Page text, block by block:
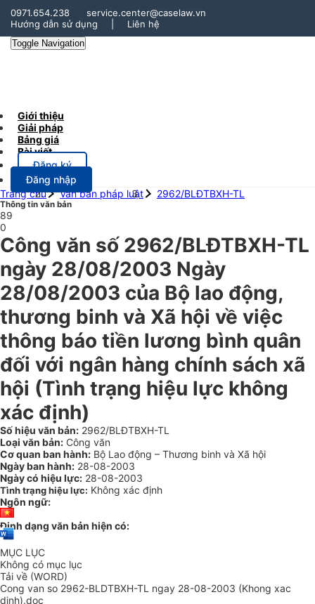
0971.654.238
service.center@caselaw.vn
Hướng dẫn sử dụng
Liên hệ
Toggle Navigation
Giới thiệu
Giải pháp
Bảng giá
Bài viết
Đăng ký
Đăng nhập
Trang chủ
Văn bản pháp luật 2962/BLĐTBXH-TL
Thông tin văn bản
89
0
Công văn số 2962/BLĐTBXH-TL
ngày 28/08/2003 Ngày
28/08/2003 của Bộ lao động,
thương binh và Xã hội về việc
thông báo tiền lương bình quân
đối với ngân hàng chính sách xã
hội (Tình trạng hiệu lực không
xác định)
Số hiệu văn bản: 2962/BLĐTBXH-TL
Loại văn bản: Công văn
Cơ quan ban hành: Bộ Lao động – Thương binh và Xã hội
Ngày ban hành: 28-08-2003
Ngày có hiệu lực: 28-08-2003
Tình trạng hiệu lực: Không xác định
Ngôn ngữ:
Định dạng văn bản hiện có:
MỤC LỤC
Không có mục lục
Tải về (WORD)
Cong van so 2962-BLDTBXH-TL ngay 28-08-2003 (Khong xac
dinh).doc